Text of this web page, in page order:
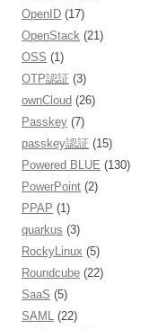
OpenID (17)
OpenStack (21)
OSS (1)
OTP認証 (3)
ownCloud (26)
Passkey (7)
passkey認証 (15)
Powered BLUE (130)
PowerPoint (2)
PPAP (1)
quarkus (3)
RockyLinux (5)
Roundcube (22)
SaaS (5)
SAML (22)